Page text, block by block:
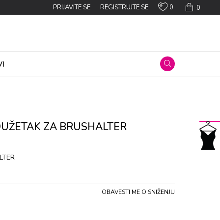
0
0
PRIJAVITE SE REGISTRUJTE SE
ZA BRUSHALTER
OBAVESTI ME O SNIŽENJU